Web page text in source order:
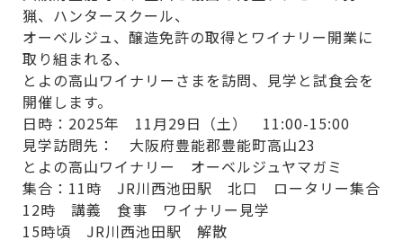
猟、ハンタースクール、
オーベルジュ、醸造免許の取得とワイナリー開業に
取り組まれる、
とよの高山ワイナリーさまを訪問、見学と試食会を
開催します。
日時：2025年 11月29日（土） 11:00-15:00
見学訪問先： 大阪府豊能郡豊能町高山23
とよの高山ワイナリー オーベルジュヤマガミ
集合：11時 JR川西池田駅 北口 ロータリー集合
12時 講義 食事 ワイナリー見学
15時頃 JR川西池田駅 解散